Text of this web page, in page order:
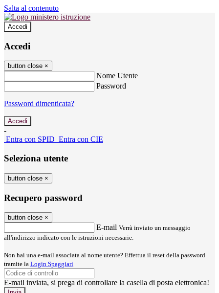
Salta al contenuto
Accedi
Accedi
button close ×
Nome Utente
Password
Password dimenticata?
-
Entra con SPID Entra con CIE
Seleziona utente
button close ×
Recupero password
button close ×
E-mail Verrà inviato un messaggio
all'indirizzo indicato con le istruzioni necessarie.
Non hai una e-mail associata al nome utente? Effettua il reset della password
tramite la Login Spaggiari
E-mail inviata, si prega di controllare la casella di posta elettronica!